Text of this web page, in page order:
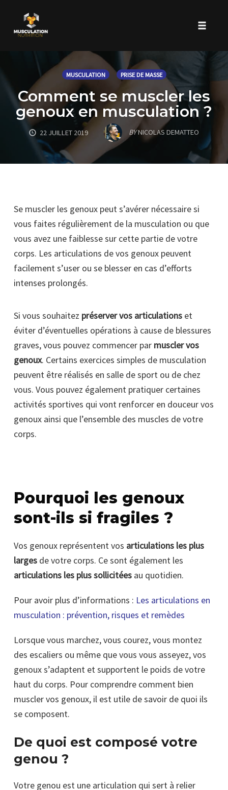
content
MUSCULATION PRISE DE MASSE
Comment se muscler les
genoux en musculation ?
22 JUILLET 2019 BYNICOLAS DEMATTEO
Se muscler les genoux peut s’avérer nécessaire si
vous faites régulièrement de la musculation ou que
vous avez une faiblesse sur cette partie de votre
corps. Les articulations de vos genoux peuvent
facilement s’user ou se blesser en cas d’efforts
intenses prolongés.
Si vous souhaitez préserver vos articulations et
éviter d’éventuelles opérations à cause de blessures
graves, vous pouvez commencer par muscler vos
genoux. Certains exercices simples de musculation
peuvent être réalisés en salle de sport ou de chez
vous. Vous pouvez également pratiquer certaines
activités sportives qui vont renforcer en douceur vos
genoux ainsi que l’ensemble des muscles de votre
corps.
Pourquoi les genoux
sont-ils si fragiles ?
Vos genoux représentent vos articulations les plus
larges de votre corps. Ce sont également les
articulations les plus sollicitées au quotidien.
Pour avoir plus d’informations : Les articulations en
musculation : prévention, risques et remèdes
Lorsque vous marchez, vous courez, vous montez
des escaliers ou même que vous vous asseyez, vos
genoux s’adaptent et supportent le poids de votre
haut du corps. Pour comprendre comment bien
muscler vos genoux, il est utile de savoir de quoi ils
se composent.
De quoi est composé votre
genou ?
Votre genou est une articulation qui sert à relier